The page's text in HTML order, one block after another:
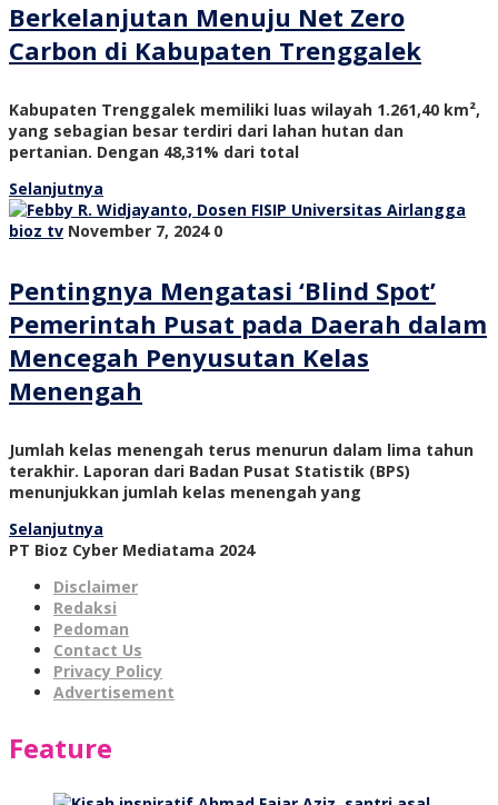
Berkelanjutan Menuju Net Zero
Carbon di Kabupaten Trenggalek
Kabupaten Trenggalek memiliki luas wilayah 1.261,40 km²,
yang sebagian besar terdiri dari lahan hutan dan
pertanian. Dengan 48,31% dari total
Selanjutnya
bioz tv November 7, 2024 0
Pentingnya Mengatasi ‘Blind Spot’
Pemerintah Pusat pada Daerah dalam
Mencegah Penyusutan Kelas
Menengah
Jumlah kelas menengah terus menurun dalam lima tahun
terakhir. Laporan dari Badan Pusat Statistik (BPS)
menunjukkan jumlah kelas menengah yang
Selanjutnya
PT Bioz Cyber Mediatama 2024
Disclaimer
Redaksi
Pedoman
Contact Us
Privacy Policy
Advertisement
Feature